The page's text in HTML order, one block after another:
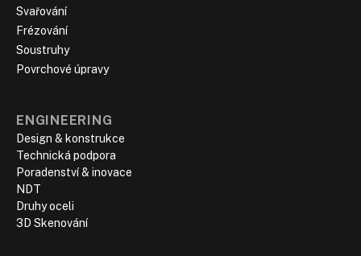
Svařování
Frézování
Soustruhy
Povrchové úpravy
ENGINEERING
Design & konstrukce
Technická podpora
Poradenství & inovace
NDT
Druhy oceli
3D Skenování